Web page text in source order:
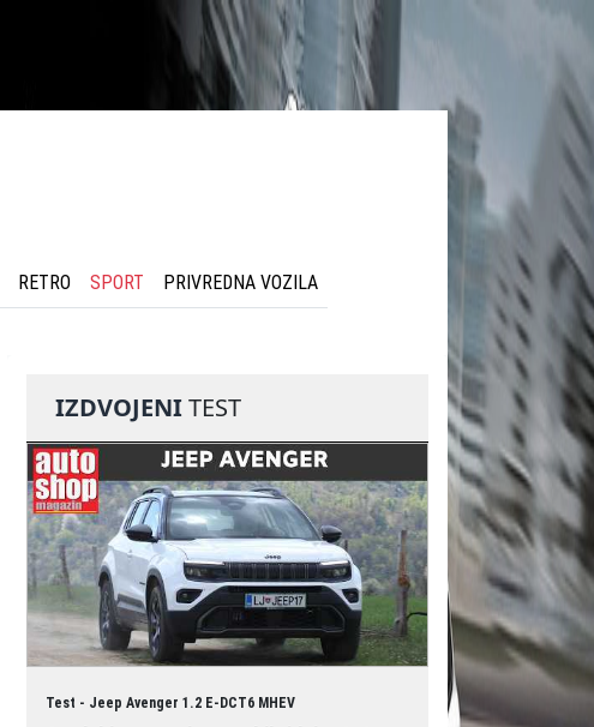
RETRO SPORT PRIVREDNA VOZILA
IZDVOJENITEST
Test - Jeep Avenger 1.2 E-DCT6 MHEV